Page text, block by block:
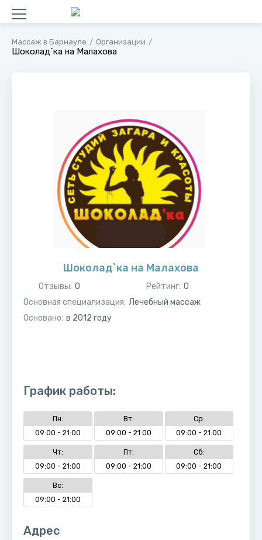
Массаж в Барнауле Организации
Шоколад`ка на Малахова
Шоколад`ка на Малахова
Отзывы: 0 Рейтинг: 0
Основная специализация: Лечебный массаж
Основано: в 2012 году
График работы:
Пн:
09:00 - 21:00
Вт:
09:00 - 21:00
Ср:
09:00 - 21:00
Чт:
09:00 - 21:00
Пт:
09:00 - 21:00
Сб:
09:00 - 21:00
Вс:
09:00 - 21:00
Адрес